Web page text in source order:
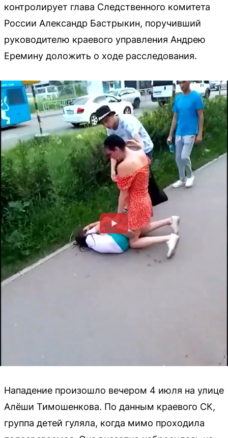
контролирует глава Следственного комитета
России Александр Бастрыкин, поручивший
руководителю краевого управления Андрею
Еремину доложить о ходе расследования.
Нападение произошло вечером 4 июля на улице
Алёши Тимошенкова. По данным краевого СК,
группа детей гуляла, когда мимо проходила